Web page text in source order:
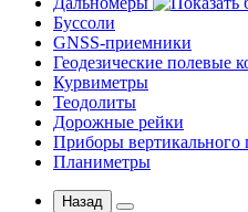
Буссоли
GNSS-приемники
Геодезические полевые
Курвиметры
Теодолиты
Дорожные рейки
Приборы вертикального
Планиметры
Назад